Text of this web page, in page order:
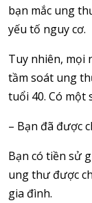
bạn mắc ung
yếu tố nguy cơ.
Tuy nhiên, mọi
tầm soát ung
tuổi 40. Có một
– Bạn đã được
Bạn có tiền sử
ung thư được
gia đình.